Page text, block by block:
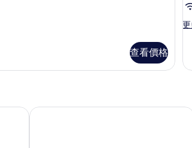
查看價格
更
客
情
倫敦沃特福德希爾頓飯店